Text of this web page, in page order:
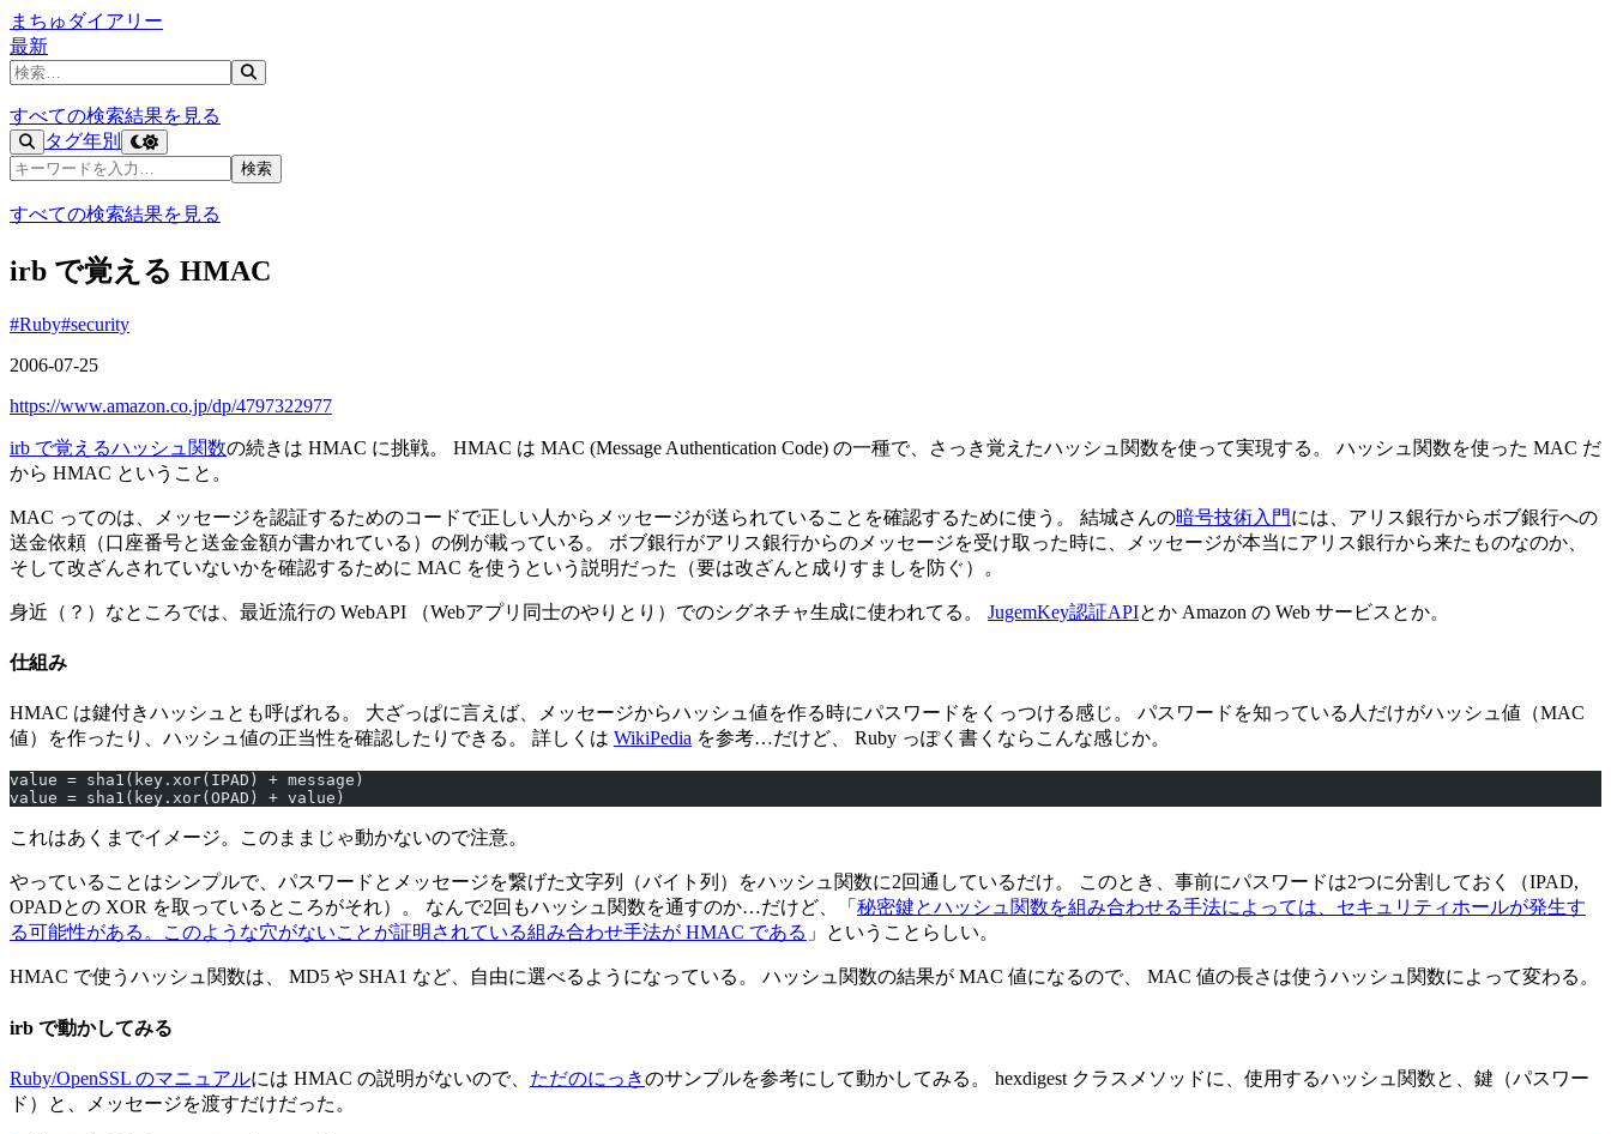
まちゅダイアリー
最新
記事を検索
すべての検索結果を見る
タグ年別
記事を検索
検索
すべての検索結果を見る
irb で覚える HMAC
#Ruby#security
2006-07-25
https://www.amazon.co.jp/dp/4797322977
irb で覚えるハッシュ関数の続きは HMAC に挑戦。 HMAC は MAC (Message Authentication Code) の一種で、さっき覚えたハッシュ関数を使って実現する。 ハッシュ関数を使った MAC だ
から HMAC ということ。
MAC ってのは、メッセージを認証するためのコードで正しい人からメッセージが送られていることを確認するために使う。 結城さんの暗号技術入門には、アリス銀行からボブ銀行への
送金依頼（口座番号と送金金額が書かれている）の例が載っている。 ボブ銀行がアリス銀行からのメッセージを受け取った時に、メッセージが本当にアリス銀行から来たものなのか、
そして改ざんされていないかを確認するために MAC を使うという説明だった（要は改ざんと成りすましを防ぐ）。
身近（？）なところでは、最近流行の WebAPI （Webアプリ同士のやりとり）でのシグネチャ生成に使われてる。 JugemKey認証APIとか Amazon の Web サービスとか。
仕組み
HMAC は鍵付きハッシュとも呼ばれる。 大ざっぱに言えば、メッセージからハッシュ値を作る時にパスワードをくっつける感じ。 パスワードを知っている人だけがハッシュ値（MAC
値）を作ったり、ハッシュ値の正当性を確認したりできる。 詳しくは WikiPedia を参考…だけど、 Ruby っぽく書くならこんな感じか。
value = sha1(key.xor(IPAD) + message)
value = sha1(key.xor(OPAD) + value)
これはあくまでイメージ。このままじゃ動かないので注意。
やっていることはシンプルで、パスワードとメッセージを繋げた文字列（バイト列）をハッシュ関数に2回通しているだけ。 このとき、事前にパスワードは2つに分割しておく（IPAD,
OPADとの XOR を取っているところがそれ）。 なんで2回もハッシュ関数を通すのか…だけど、「 秘密鍵とハッシュ関数を組み合わせる手法によっては、セキュリティホールが発生す
る可能性がある。このような穴がないことが証明されている組み合わせ手法が HMAC である 」ということらしい。
HMAC で使うハッシュ関数は、 MD5 や SHA1 など、自由に選べるようになっている。 ハッシュ関数の結果が MAC 値になるので、 MAC 値の長さは使うハッシュ関数によって変わる。
irb で動かしてみる
Ruby/OpenSSL のマニュアルには HMAC の説明がないので、 ただのにっきのサンプルを参考にして動かしてみる。 hexdigest クラスメソッドに、使用するハッシュ関数と、鍵（パスワー
ド）と、メッセージを渡すだけだった。